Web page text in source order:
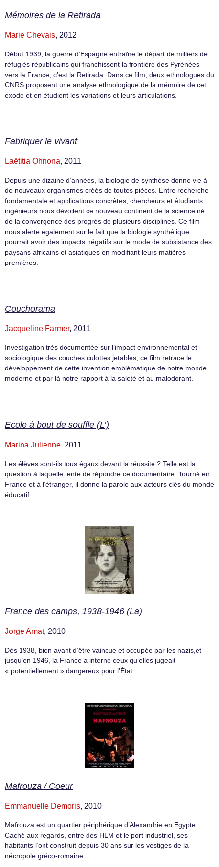
Mémoires de la Retirada
Marie Chevais, 2012
Début 1939, la guerre d’Espagne entraîne le départ de milliers de
réfugiés républicains qui franchissent la frontière des Pyrénées
vers la France, c’est la Retirada. Dans ce film, deux ethnologues du
CNRS proposent une analyse ethnologique de la mémoire de cet
exode et en étudient les variations et leurs articulations.
Fabriquer le vivant
Laëtitia Ohnona, 2011
Depuis une dizaine d’années, la biologie de synthèse donne vie à
de nouveaux organismes créés de toutes pièces. Entre recherche
fondamentale et applications concrètes, chercheurs et étudiants
ingénieurs nous dévoilent ce nouveau continent de la science né
de la convergence des progrès de plusieurs disciplines. Ce film
nous alerte également sur le fait que la biologie synthétique
pourrait avoir des impacts négatifs sur le mode de subsistance des
paysans africains et asiatiques en modifiant leurs matières
premières.
Couchorama
Jacqueline Farmer, 2011
Investigation très documentée sur l’impact environnemental et
sociologique des couches culottes jetables, ce film retrace le
développement de cette invention emblématique de notre monde
moderne et par là notre rapport à la saleté et au malodorant.
Ecole à bout de souffle (L’)
Marina Julienne, 2011
Les élèves sont-ils tous égaux devant la réussite ? Telle est la
question à laquelle tente de répondre ce documentaire. Tourné en
France et à l’étranger, il donne la parole aux acteurs clés du monde
éducatif.
France des camps, 1938-1946 (La)
Jorge Amat, 2010
Dès 1938, bien avant d’être vaincue et occupée par les nazis,et
jusqu’en 1946, la France a interné ceux qu’elles jugeait
« potentiellement » dangereux pour l’État…
Mafrouza / Coeur
Emmanuelle Demoris, 2010
Mafrouza est un quartier périphérique d’Alexandrie en Egypte.
Caché aux regards, entre des HLM et le port industriel, ses
habitants l’ont construit depuis 30 ans sur les vestiges de la
nécropole gréco-romaine.